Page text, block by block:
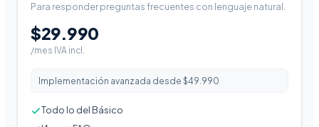
Para responder preguntas frecuentes con lenguaje natural.
$29.990
/mes IVA incl.
Implementación avanzada desde $49.990
Todo lo del Básico